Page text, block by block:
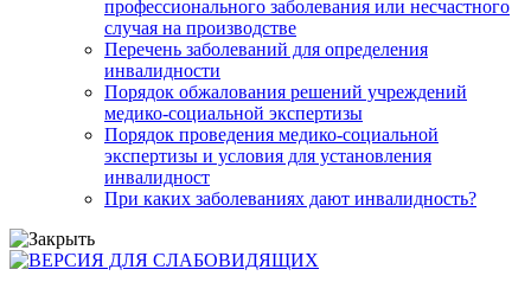
профессионального заболевания или несчастного
случая на производстве
Перечень заболеваний для определения
инвалидности
Порядок обжалования решений учреждений
медико-социальной экспертизы
Порядок проведения медико-социальной
экспертизы и условия для установления
инвалидност
При каких заболеваниях дают инвалидность?